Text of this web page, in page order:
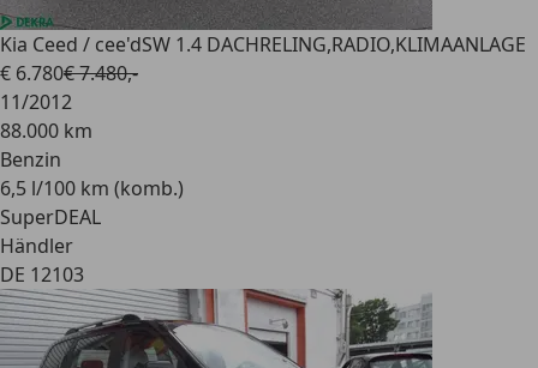
Kia Ceed / cee'dSW 1.4 DACHRELING,RADIO,KLIMAANLAGE
€ 6.780€ 7.480,-
11/2012
88.000 km
Benzin
6,5 l/100 km (komb.)
SuperDEAL
Händler
DE 12103